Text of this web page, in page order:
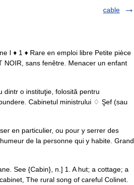
cable
I ♦ 1 ♦ Rare en emploi libre Petite pièce
sans fenêtre. Menacer un enfant
dintr o instituţie, folosită pentru
Cabinetul ministrului ♢ Şef (sau
en particulier, ou pour y serrer des
de la personne qui y habite. Grand
See {Cabin}, n.] 1. A hut; a cottage; a
The rural song of careful Colinet.